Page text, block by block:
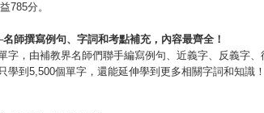
785分。
名師撰寫例句、字詞和考點補充，內容最齊全！
字，由補教界名師們聯手編寫例句、近義字、反義字、
學到5,500個單字，還能延伸學到更多相關字詞和知識！